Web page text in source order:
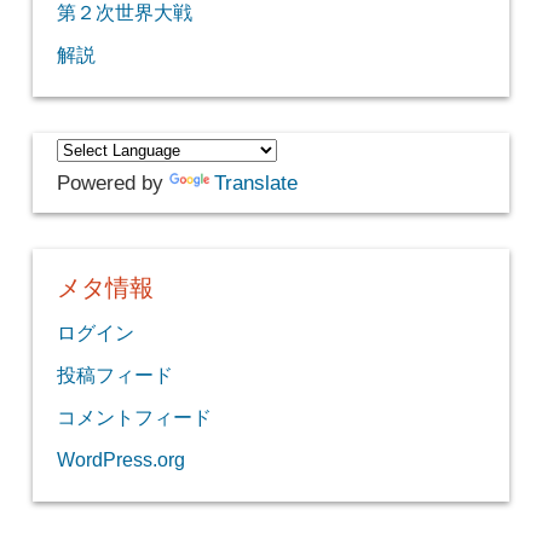
第２次世界大戦
解説
Powered by Translate
メタ情報
ログイン
投稿フィード
コメントフィード
WordPress.org